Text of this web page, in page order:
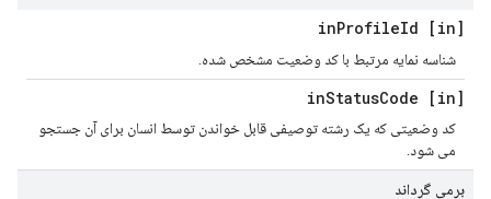
[in] in
ProfileId
شناسه نمایه مرتبط با کد وضعیت مشخص شده.
[in] in
StatusCode
کد وضعیتی که یک رشته توصیفی قابل خواندن توسط انسان برای آن جستجو
می شود.
برمی گرداند